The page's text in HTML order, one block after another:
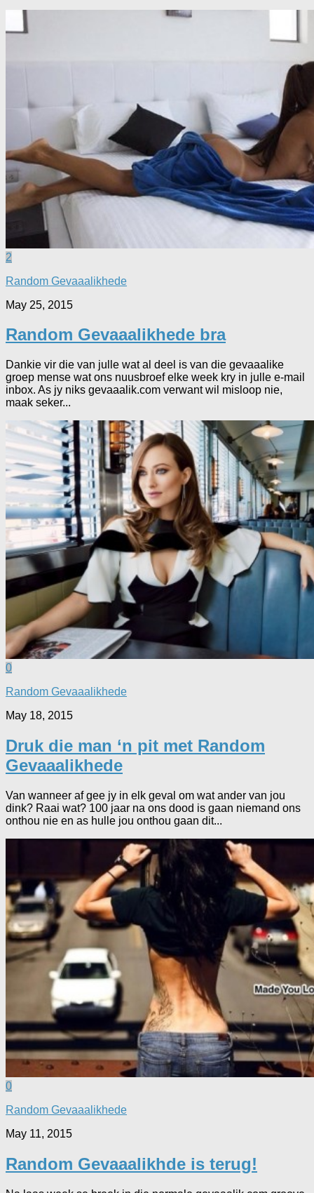
2
Random Gevaaalikhede
May 25, 2015
Random Gevaaalikhede bra
Dankie vir die van julle wat al deel is van die gevaaalike
groep mense wat ons nuusbroef elke week kry in julle e-mail
inbox. As jy niks gevaaalik.com verwant wil misloop nie,
maak seker...
0
Random Gevaaalikhede
May 18, 2015
Druk die man ‘n pit met Random
Gevaaalikhede
Van wanneer af gee jy in elk geval om wat ander van jou
dink? Raai wat? 100 jaar na ons dood is gaan niemand ons
onthou nie en as hulle jou onthou gaan dit...
0
Random Gevaaalikhede
May 11, 2015
Random Gevaaalikhde is terug!